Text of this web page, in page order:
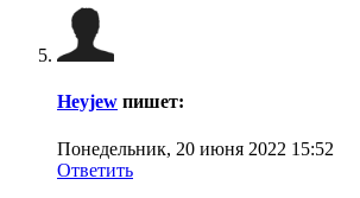
Heyjew пишет:
Понедельник, 20 июня 2022 15:52
Ответить